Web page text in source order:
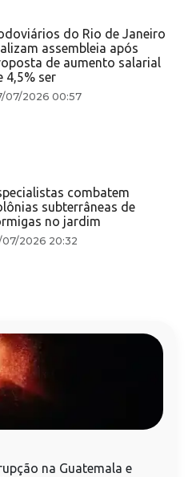
do Rio de Janeiro
assembleia após
de aumento salarial
4,5% ser
07/2026 00:57
combatem
subterrâneas de
no jardim
07/2026 20:32
na Guatemala e